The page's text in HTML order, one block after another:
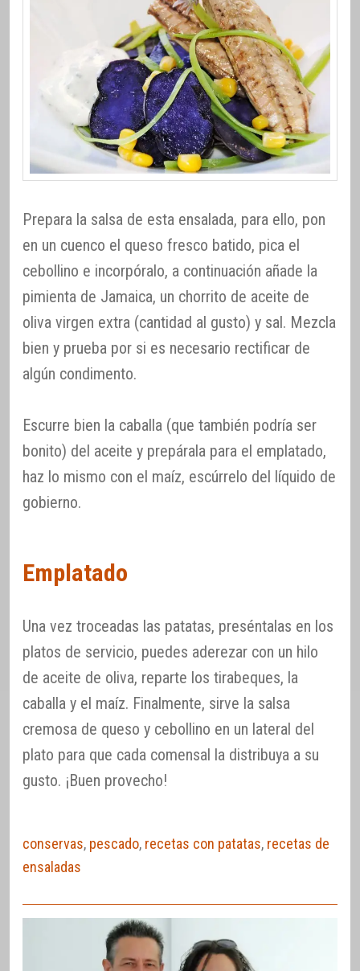
Prepara la salsa de esta ensalada, para ello, pon
en un cuenco el queso fresco batido, pica el
cebollino e incorpóralo, a continuación añade la
pimienta de Jamaica, un chorrito de aceite de
oliva virgen extra (cantidad al gusto) y sal. Mezcla
bien y prueba por si es necesario rectificar de
algún condimento.
Escurre bien la caballa (que también podría ser
bonito) del aceite y prepárala para el emplatado,
haz lo mismo con el maíz, escúrrelo del líquido de
gobierno.
Emplatado
Una vez troceadas las patatas, preséntalas en los
platos de servicio, puedes aderezar con un hilo
de aceite de oliva, reparte los tirabeques, la
caballa y el maíz. Finalmente, sirve la salsa
cremosa de queso y cebollino en un lateral del
plato para que cada comensal la distribuya a su
gusto. ¡Buen provecho!
conservas, pescado, recetas con patatas, recetas de
ensaladas